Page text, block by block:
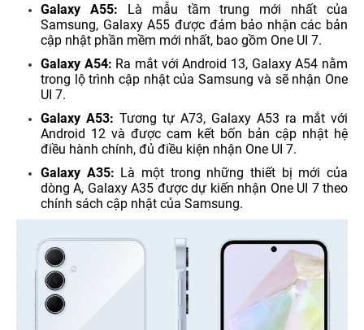
Galaxy A55: Là mẫu tầm trung mới nhất của
Samsung, Galaxy A55 được đảm bảo nhận các bản
cập nhật phần mềm mới nhất, bao gồm One UI 7.
Galaxy A54: Ra mắt với Android 13, Galaxy A54 nằm
trong lộ trình cập nhật của Samsung và sẽ nhận One
UI 7.
Galaxy A53: Tương tự A73, Galaxy A53 ra mắt với
Android 12 và được cam kết bốn bản cập nhật hệ
điều hành chính, đủ điều kiện nhận One UI 7.
Galaxy A35: Là một trong những thiết bị mới của
dòng A, Galaxy A35 được dự kiến nhận One UI 7 theo
chính sách cập nhật của Samsung.